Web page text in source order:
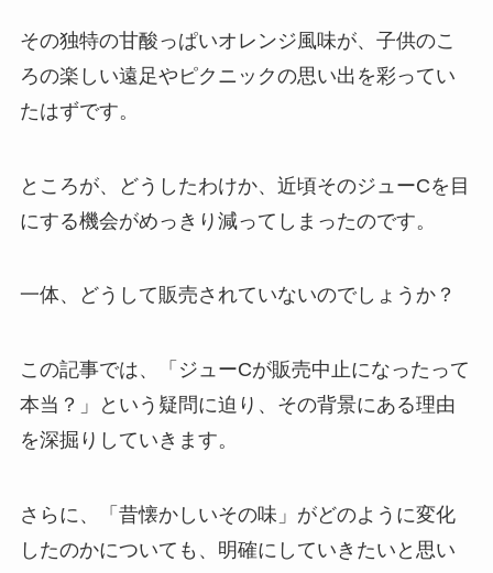
三方六はどこで買える？東京で売
冷麺の麺 どこで売ってる？業務ス
千寿せんべいはどこで買える？コ
売状況は？
空気グミ売ってる場所はどこ？ド
ンキやAmazonで買える？まずい
って本当？
その独特の甘酸っぱいオレンジ風味が、子供のこ
ろの楽しい遠足やピクニックの思い出を彩ってい
たはずです。
ところが、どうしたわけか、近頃そのジューCを目
にする機会がめっきり減ってしまったのです。
一体、どうして販売されていないのでしょうか？
この記事では、「ジューCが販売中止になったって
本当？」という疑問に迫り、その背景にある理由
を深掘りしていきます。
さらに、「昔懐かしいその味」がどのように変化
したのかについても、明確にしていきたいと思い